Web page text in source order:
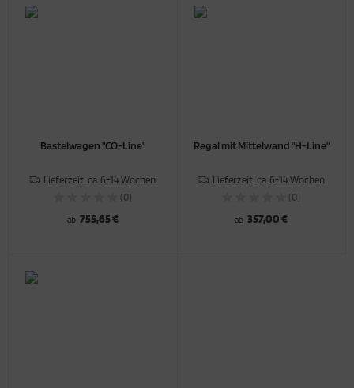
Bastelwagen "CO-Line"
Lieferzeit: ca. 6-14 Wochen
(0)
ab 755,65 €
Regal mit Mittelwand "H-Line"
Lieferzeit: ca. 6-14 Wochen
(0)
ab 357,00 €